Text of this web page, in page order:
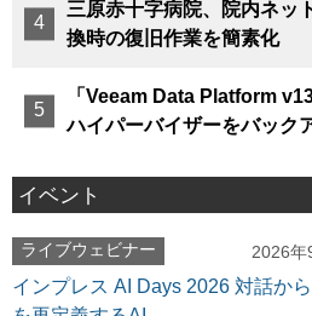
三原赤十字病院、院内ネッ
換時の復旧作業を簡素化
「Veeam Data Platform
ハイパーバイザーをバック
イベント
ライブウェビナー 2026年
インプレス AI Days 2026 対話か